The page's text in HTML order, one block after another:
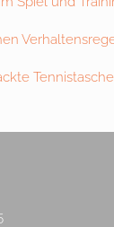
Tennistasche